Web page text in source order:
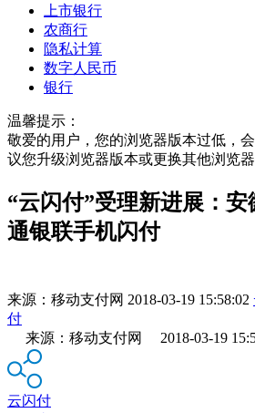
上市银行
农商行
隐私计算
数字人民币
银行
温馨提示：
敬爱的用户，您的浏览器版本过低，
议您升级浏览器版本或更换其他浏览器
“云闪付”受理新进展：
通银联手机闪付
来源： 移动支付网 2018-03-19 15:58:02
付
来源：移动支付网 2018-03-19
云闪付